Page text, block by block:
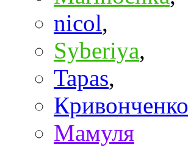
nicol,
Syberiya,
Tapas,
Кривонченко
Мамуля